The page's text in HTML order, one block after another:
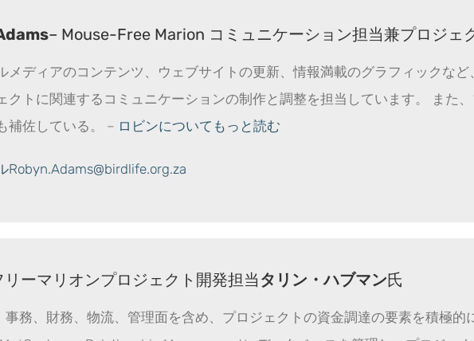
– Mouse-Free Marion コミュニケーション担当兼プロジェ
メディアのコンテンツ、ウェブサイトの更新、情報満載のグラフィックな
クトに関連するコミュニケーションの制作と調整を担当しています。 また
補佐している。 – ロビンについてもっと読む
Robyn.Adams@birdlife.org.za
リーマリオンプロジェクト開発担当 タリン・ハブマン氏
事務、財務、物流、管理面を含め、プロジェクトの資金調達の要素を積極的